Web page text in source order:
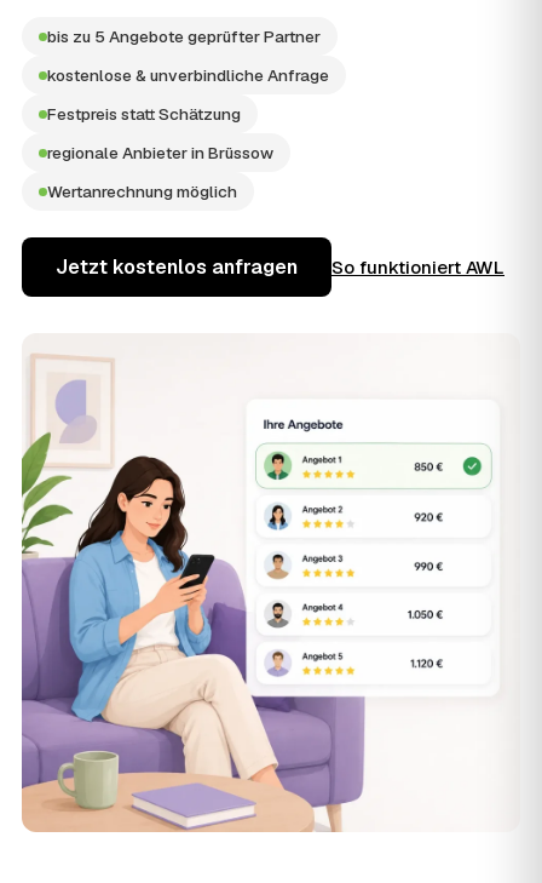
bis zu 5 Angebote geprüfter Partner
kostenlose & unverbindliche Anfrage
Festpreis statt Schätzung
regionale Anbieter in Brüssow
Wertanrechnung möglich
Jetzt kostenlos anfragen So funktioniert AWL